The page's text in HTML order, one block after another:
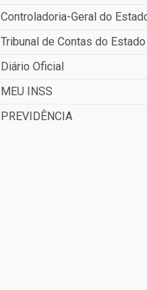
Controladoria-Geral do
Tribunal de Contas do Estado
Diário Oficial
MEU INSS
PREVIDÊNCIA